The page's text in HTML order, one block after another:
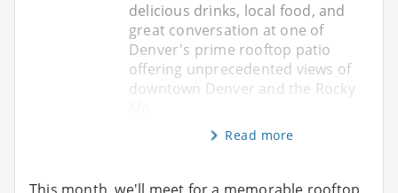
delicious drinks, local food, and
great conversation at one of
Denver's prime rooftop patio
offering unprecedented views of
downtown Denver and the Rocky
Read more